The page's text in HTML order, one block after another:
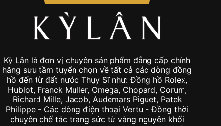
Kỳ Lân là đơn vị chuyên sản phẩm đẳng cấp chính
hãng sưu tầm tuyển chọn về tất cả các dòng đồng
hồ đến từ đất nước Thụy Sĩ như: Đồng hồ Rolex,
Hublot, Franck Muller, Omega, Chopard, Corum,
Richard Mille, Jacob, Audemars Piguet, Patek
Philippe - Các dòng điện thoại Vertu - Đồng thời
chuyên chế tác trang sức từ vàng nguyên khối